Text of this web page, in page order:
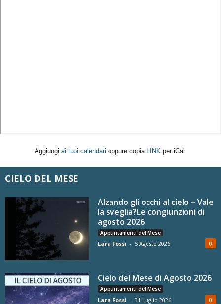
Aggiungi ai tuoi calendari oppure copia LINK per iCal
CIELO DEL MESE
Alzando gli occhi al cielo – Vale
la sveglia?Le congiunzioni di
agosto 2026
Appuntamenti del Mese
Lara Fossi - 5 Agosto 2026 0
Cielo del Mese di Agosto 2026
Appuntamenti del Mese
Lara Fossi - 31 Luglio 2026 0